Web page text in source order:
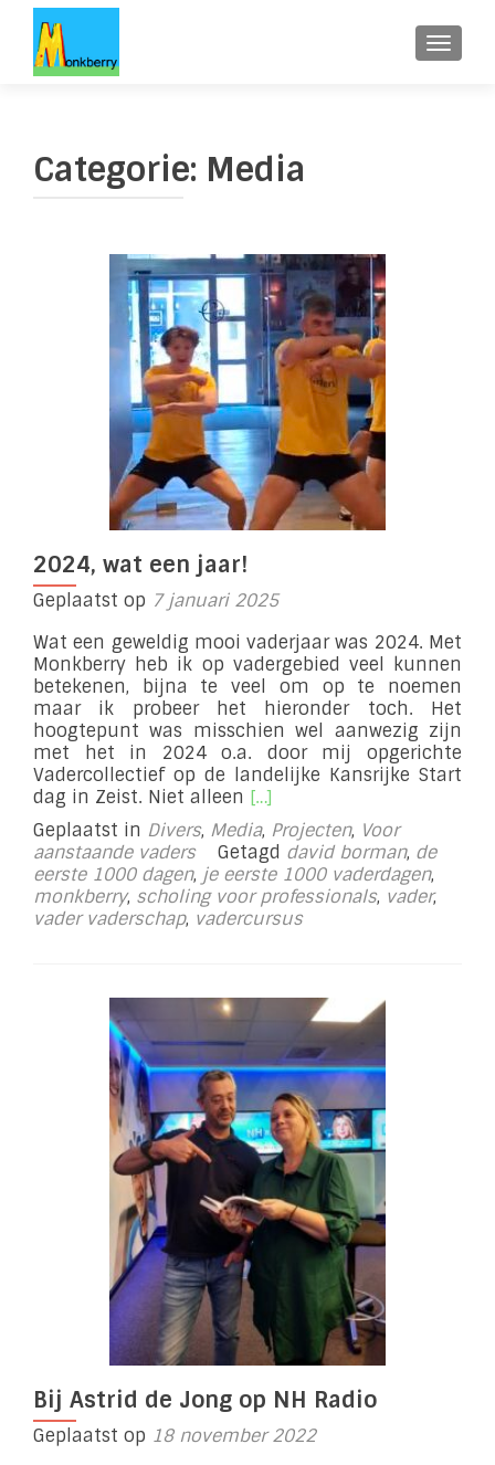
Categorie: Media
2024, wat een jaar!
Geplaatst op 7 januari 2025
Wat een geweldig mooi vaderjaar was 2024. Met
Monkberry heb ik op vadergebied veel kunnen
betekenen, bijna te veel om op te noemen
maar ik probeer het hieronder toch. Het
hoogtepunt was misschien wel aanwezig zijn
met het in 2024 o.a. door mij opgerichte
Vadercollectief op de landelijke Kansrijke Start
dag in Zeist. Niet alleen Lees
meer
over2024,
wat
een
jaar!
[…]
Geplaatst in Divers, Media, Projecten, Voor
aanstaande vaders
Getagd david borman, de
eerste 1000 dagen, je eerste 1000 vaderdagen,
monkberry, scholing voor professionals, vader,
vader vaderschap, vadercursus
Bij Astrid de Jong op NH Radio
Geplaatst op 18 november 2022